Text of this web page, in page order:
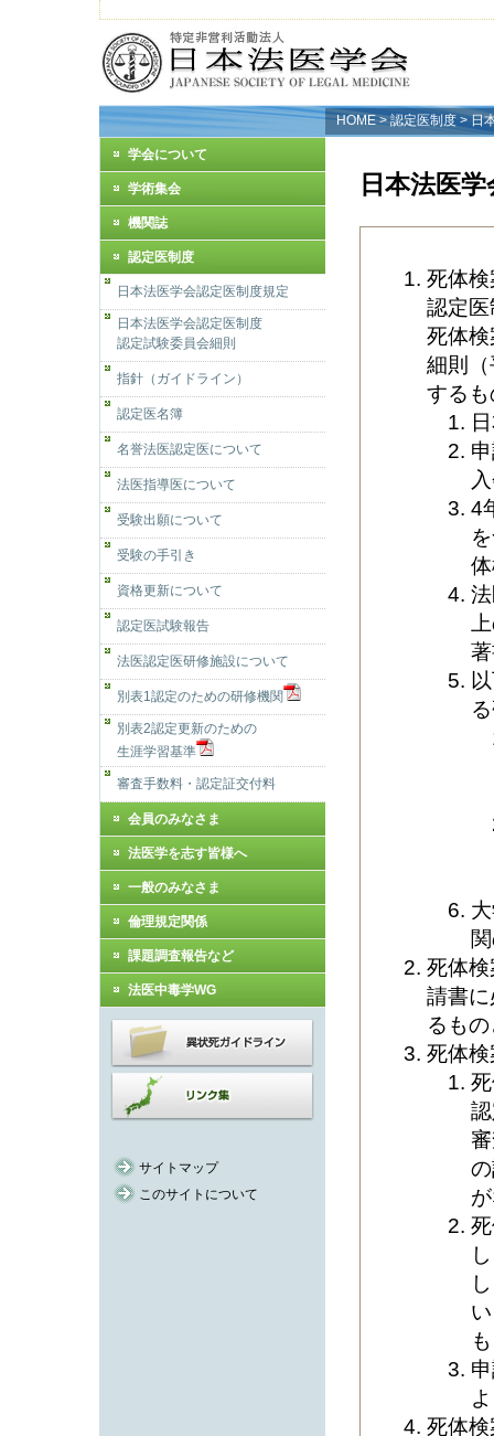
HOME>認定医制度 > 日
学会について
学術集会
機関誌
認定医制度
日本法医学会認定医制度規定
日本法医学会認定医制度
認定試験委員会細則
指針（ガイドライン）
認定医名簿
名誉法医認定医について
法医指導医について
受験出願について
受験の手引き
資格更新について
認定医試験報告
法医認定医研修施設について
別表1認定のための研修機関
別表2認定更新のための
生涯学習基準
審査手数料・認定証交付料
会員のみなさま
法医学を志す皆様へ
一般のみなさま
倫理規定関係
課題調査報告など
法医中毒学WG
サイトマップ
このサイトについて
日本法医
死体
認定
死体
細則
する
4
死体
請書
るも
死体
死体